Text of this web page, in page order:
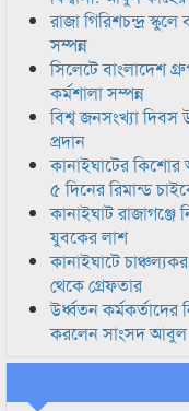
রাজা গিরিশচন্দ্র
সম্পন্ন
সিলেটে বাংলাদেশ
কর্মশালা সম্পন্ন
বিশ্ব জনসংখ্যা
প্রদান
কানাইঘাটের
৫ দিনের রিমান্ড
কানাইঘাট
যুবকের লাশ
কানাইঘাটে
থেকে গ্রেফতার
উর্ধ্বতন কর্মকর্তাদের
করলেন সাংসদ আবুল